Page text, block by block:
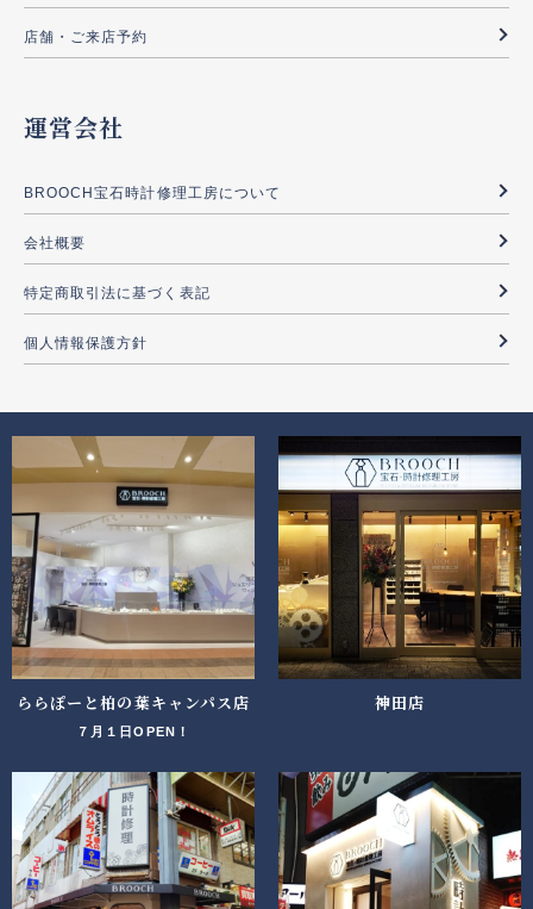
店舗・ご来店予約
運営会社
BROOCH宝石時計修理工房について
会社概要
特定商取引法に基づく表記
個人情報保護方針
ららぽーと柏の葉キャンパス店
７月１日OPEN！
神田店